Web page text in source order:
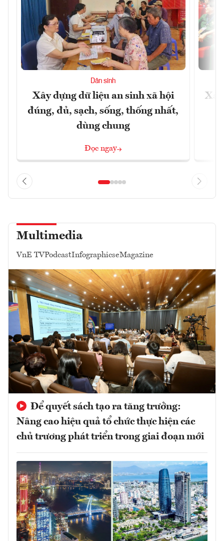
Dân sinh
Xây dựng dữ liệu an sinh xã hội
đúng, đủ, sạch, sống, thống nhất,
dùng chung
Đọc ngay
Multimedia
VnE TVPodcastInfographicseMagazine
Để quyết sách tạo ra tăng trưởng:
Nâng cao hiệu quả tổ chức thực hiện các
chủ trương phát triển trong giai đoạn mới